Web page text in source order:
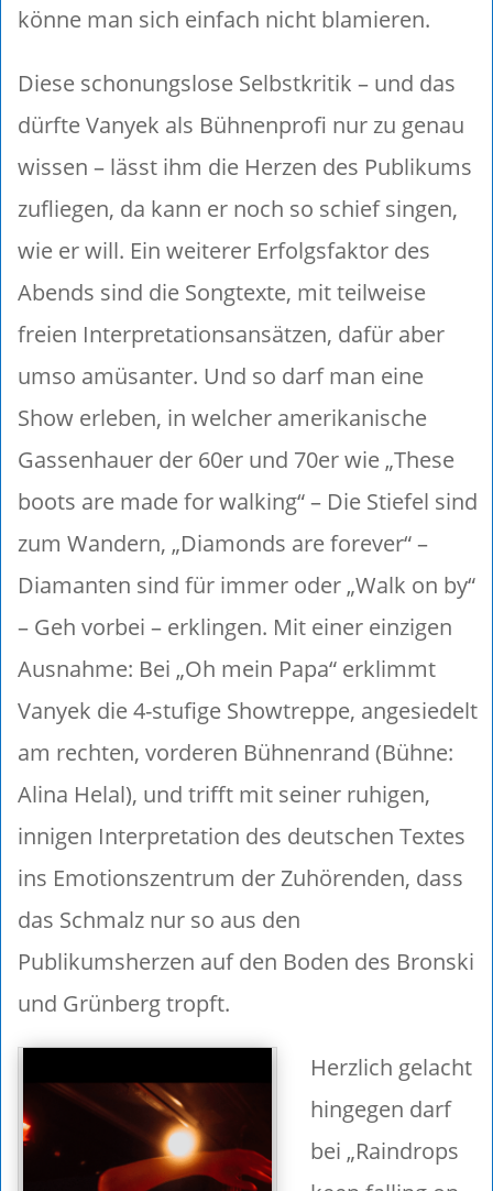
könne man sich einfach nicht blamieren.
Diese schonungslose Selbstkritik – und das
dürfte Vanyek als Bühnenprofi nur zu genau
wissen – lässt ihm die Herzen des Publikums
zufliegen, da kann er noch so schief singen,
wie er will. Ein weiterer Erfolgsfaktor des
Abends sind die Songtexte, mit teilweise
freien Interpretationsansätzen, dafür aber
umso amüsanter. Und so darf man eine
Show erleben, in welcher amerikanische
Gassenhauer der 60er und 70er wie „These
boots are made for walking“ – Die Stiefel sind
zum Wandern, „Diamonds are forever“ –
Diamanten sind für immer oder „Walk on by“
– Geh vorbei – erklingen. Mit einer einzigen
Ausnahme: Bei „Oh mein Papa“ erklimmt
Vanyek die 4-stufige Showtreppe, angesiedelt
am rechten, vorderen Bühnenrand (Bühne:
Alina Helal), und trifft mit seiner ruhigen,
innigen Interpretation des deutschen Textes
ins Emotionszentrum der Zuhörenden, dass
das Schmalz nur so aus den
Publikumsherzen auf den Boden des Bronski
und Grünberg tropft.
Herzlich gelacht
hingegen darf
bei „Raindrops